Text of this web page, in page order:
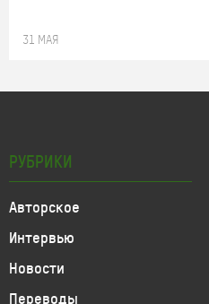
31 МАЯ
РУБРИКИ
Авторское
Интервью
Новости
Переводы